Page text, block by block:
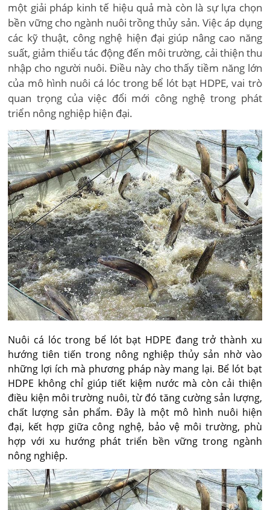
một giải pháp kinh tế hiệu quả mà còn là sự lựa chọn
bền vững cho ngành nuôi trồng thủy sản. Việc áp dụng
các kỹ thuật, công nghệ hiện đại giúp nâng cao năng
suất, giảm thiểu tác động đến môi trường, cải thiện thu
nhập cho người nuôi. Điều này cho thấy tiềm năng lớn
của mô hình nuôi cá lóc trong bể lót bạt HDPE, vai trò
quan trọng của việc đổi mới công nghệ trong phát
triển nông nghiệp hiện đại.
Nuôi cá lóc trong bể lót bạt HDPE đang trở thành xu
hướng tiên tiến trong nông nghiệp thủy sản nhờ vào
những lợi ích mà phương pháp này mang lại. Bể lót bạt
HDPE không chỉ giúp tiết kiệm nước mà còn cải thiện
điều kiện môi trường nuôi, từ đó tăng cường sản lượng,
chất lượng sản phẩm. Đây là một mô hình nuôi hiện
đại, kết hợp giữa công nghệ, bảo vệ môi trường, phù
hợp với xu hướng phát triển bền vững trong ngành
nông nghiệp.